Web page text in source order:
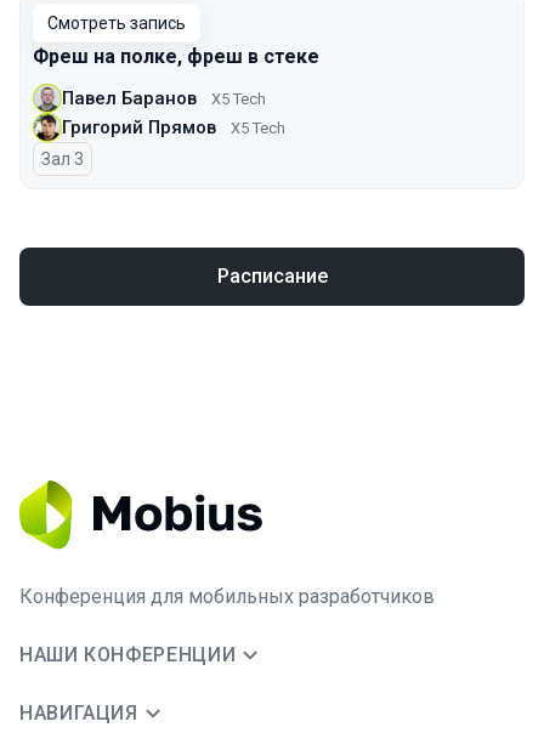
Смотреть запись
Фреш на полке, фреш в стеке
Павел Баранов X5 Tech
Григорий Прямов X5 Tech
Зал 3
Расписание
Конференция для мобильных разработчиков
НАШИ КОНФЕРЕНЦИИ
НАВИГАЦИЯ